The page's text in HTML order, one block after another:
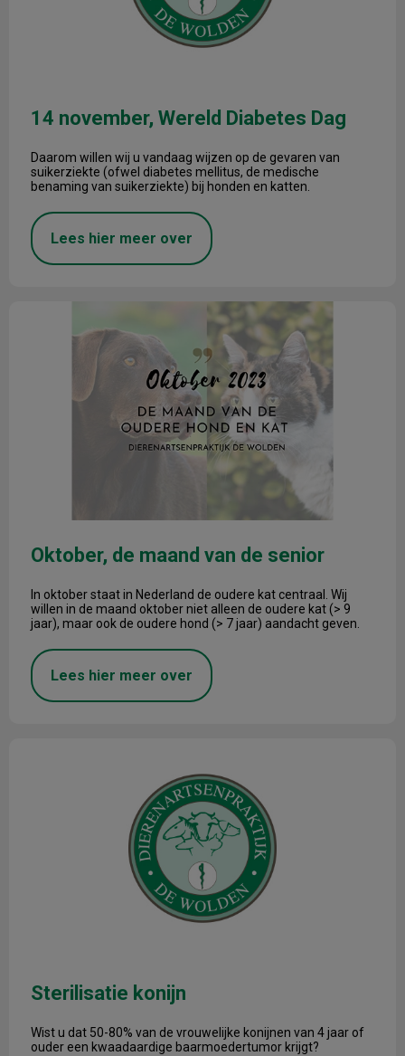
14 november, Wereld Diabetes Dag
Daarom willen wij u vandaag wijzen op de gevaren van
suikerziekte (ofwel diabetes mellitus, de medische
benaming van suikerziekte) bij honden en katten.
Lees hier meer over
Oktober, de maand van de senior
In oktober staat in Nederland de oudere kat centraal. Wij
willen in de maand oktober niet alleen de oudere kat (> 9
jaar), maar ook de oudere hond (> 7 jaar) aandacht geven.
Lees hier meer over
Sterilisatie konijn
Wist u dat 50-80% van de vrouwelijke konijnen van 4 jaar of
ouder een kwaadaardige baarmoedertumor krijgt?